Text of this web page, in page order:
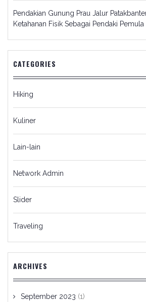
Pendakian Gunung Prau Jalur
Ketahanan Fisik Sebagai Pendaki Pemula
CATEGORIES
Hiking
Kuliner
Lain-lain
Network Admin
Slider
Traveling
ARCHIVES
September 2023 (1)